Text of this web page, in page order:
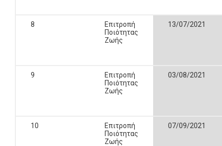
8
Επιτροπή
Ποιότητας
Ζωής
13/07/2021
9
Επιτροπή
Ποιότητας
Ζωής
03/08/2021
10
Επιτροπή
Ποιότητας
Ζωής
07/09/2021